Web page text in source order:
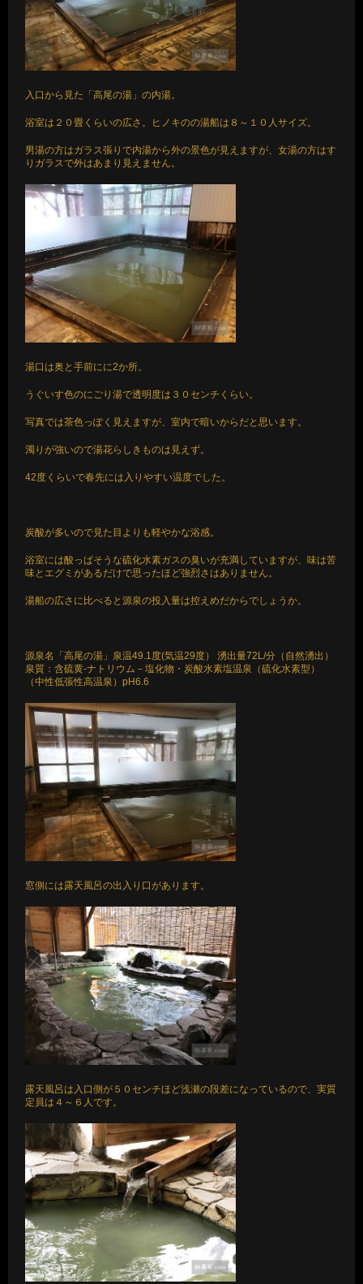
入口から見た「高尾の湯」の内湯。
浴室は２０畳くらいの広さ。ヒノキのの湯船は８～１０人サイズ。
男湯の方はガラス張りで内湯から外の景色が見えますが、女湯の方はす
りガラスで外はあまり見えません。
湯口は奥と手前にに2か所。
うぐいす色のにごり湯で透明度は３０センチくらい。
写真では茶色っぽく見えますが、室内で暗いからだと思います。
濁りが強いので湯花らしきものは見えず。
42度くらいで春先には入りやすい温度でした。
炭酸が多いので見た目よりも軽やかな浴感。
浴室には酸っぱそうな硫化水素ガスの臭いが充満していますが、味は苦
味とエグミがあるだけで思ったほど強烈さはありません。
湯船の広さに比べると源泉の投入量は控えめだからでしょうか。
源泉名「高尾の湯」泉温49.1度(気温29度） 湧出量72L/分（自然湧出）
泉質：含硫黄-ナトリウム－塩化物・炭酸水素塩温泉（硫化水素型）
（中性低張性高温泉）pH6.6
窓側には露天風呂の出入り口があります。
露天風呂は入口側が５０センチほど浅瀬の段差になっているので、実質
定員は４～６人です。